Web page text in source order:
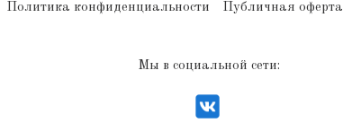
Политика конфиденциальности Публичная оферта
Мы в социальной сети: